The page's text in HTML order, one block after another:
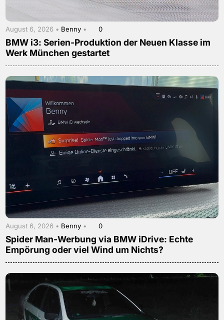
August 6, 2026 • Benny • 0
BMW i3: Serien-Produktion der Neuen Klasse im
Werk München gestartet
August 6, 2026 • Benny • 0
Spider Man-Werbung via BMW iDrive: Echte
Empörung oder viel Wind um Nichts?